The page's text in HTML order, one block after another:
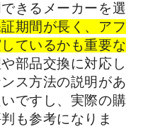
きるメーカーを選
期間が長く、アフ
ているかも重要な
部品交換に対応し
ス方法の説明があ
ですし、実際の購
も参考になりま